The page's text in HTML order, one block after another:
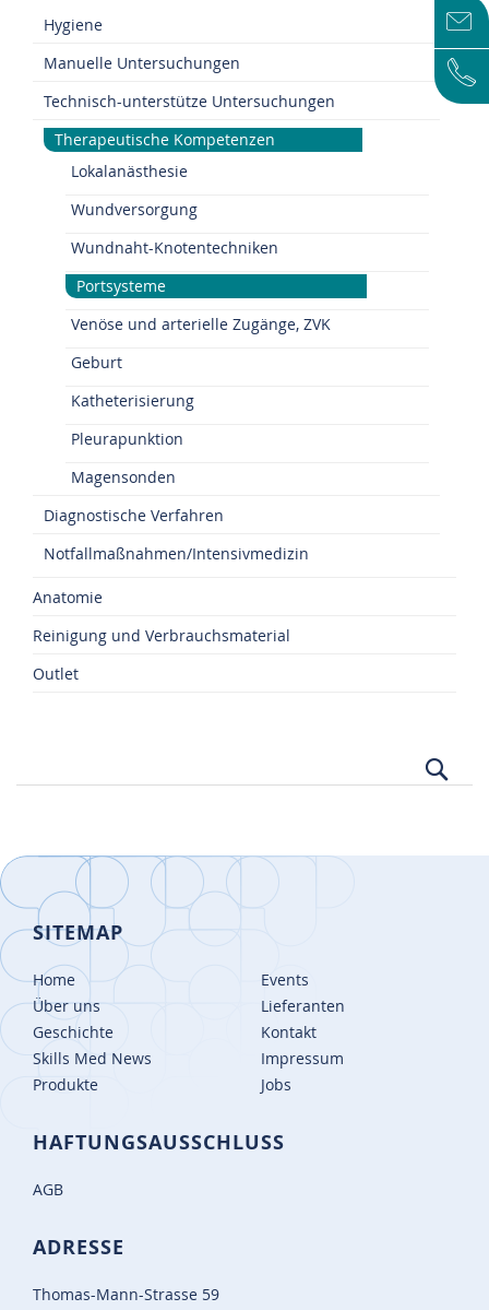
Hygiene
Manuelle Untersuchungen
Technisch-unterstütze Untersuchungen
Therapeutische Kompetenzen
Lokalanästhesie
Wundversorgung
Wundnaht-Knotentechniken
Portsysteme
Venöse und arterielle Zugänge, ZVK
Geburt
Katheterisierung
Pleurapunktion
Magensonden
Diagnostische Verfahren
Notfallmaßnahmen/Intensivmedizin
Anatomie
Reinigung und Verbrauchsmaterial
Outlet
SITEMAP
Home
Über uns
Geschichte
Skills Med News
Produkte
Events
Lieferanten
Kontakt
Impressum
Jobs
HAFTUNGSAUSSCHLUSS
AGB
ADRESSE
Thomas-Mann-Strasse 59